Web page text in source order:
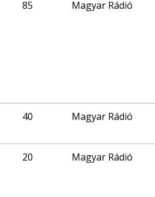
85 Magyar Rádió
40 Magyar Rádió
20 Magyar Rádió